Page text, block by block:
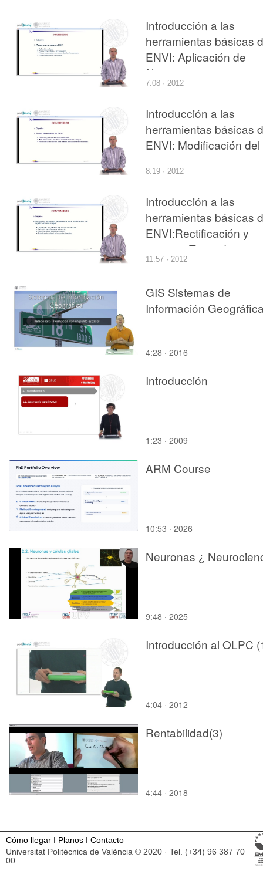
Introducción a las
herramientas básicas
ENVI: Aplicación de
filtros
7:08 · 2012
Introducción a las
herramientas básicas
ENVI: Modificación del
entre bandas
8:19 · 2012
Introducción a las
herramientas básicas
ENVI:Rectificación y
registro. Toma de
de control
11:57 · 2012
GIS Sistemas de
Información
4:28 · 2016
Introducción
1:23 · 2009
ARM Course
10:53 · 2026
Neuronas ¿
9:48 · 2025
Introducción al OLPC
4:04 · 2012
Rentabilidad(3)
4:44 · 2018
Cómo llegar I Planos I Contacto
Universitat Politècnica de València © 2020 · Tel. (+34) 96 387 70
00